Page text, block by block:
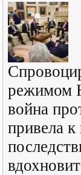
режимом
война
привела